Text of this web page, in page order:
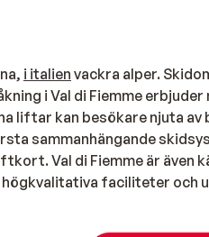
i italien vackra alper.
i Val di Fiemme
liftar kan besökare njuta
sammanhängande
Val di Fiemme är även
faciliteter och